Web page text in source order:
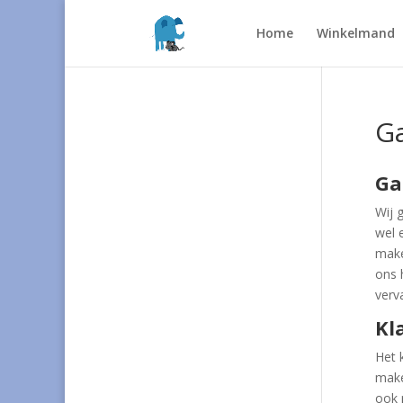
Home Winkelmand
Wij
wel
ons
Het
ook